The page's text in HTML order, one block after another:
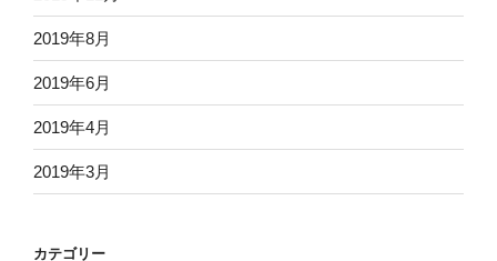
2019年8月
2019年6月
2019年4月
2019年3月
カテゴリー